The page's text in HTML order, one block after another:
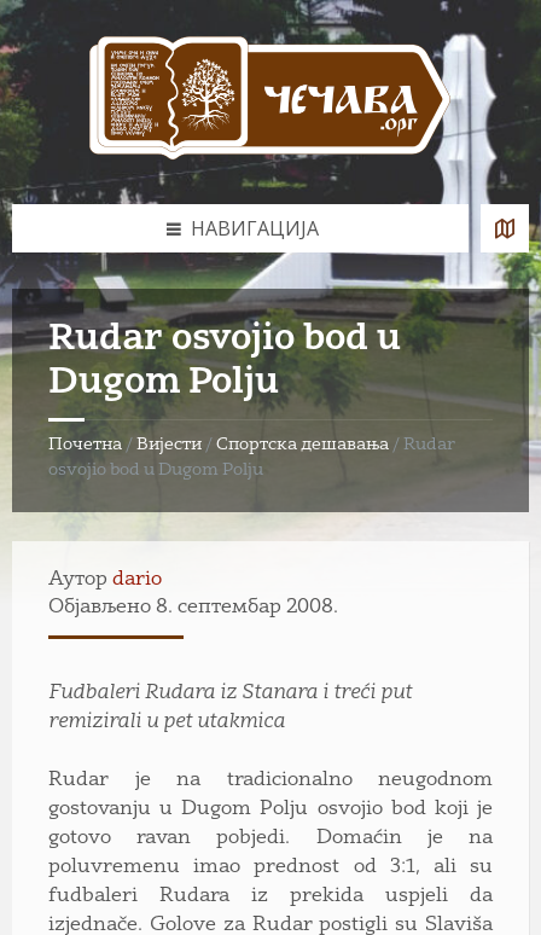
Skip
to
content
Skip
to
left
sidebar
Skip
to
footer
НАВИГАЦИЈА
Rudar osvojio bod u
Dugom Polju
Почетна / Вијести / Спортска дешавања / Rudar
osvojio bod u Dugom Polju
Аутор dario
Објављено 8. септембар 2008.
Fudbaleri Rudara iz Stanara i treći put
remizirali u pet utakmica
Rudar je na tradicionalno neugodnom
gostovanju u Dugom Polju osvojio bod koji je
gotovo ravan pobjedi. Domaćin je na
poluvremenu imao prednost od 3:1, ali su
fudbaleri Rudara iz prekida uspjeli da
izjednače. Golove za Rudar postigli su Slaviša